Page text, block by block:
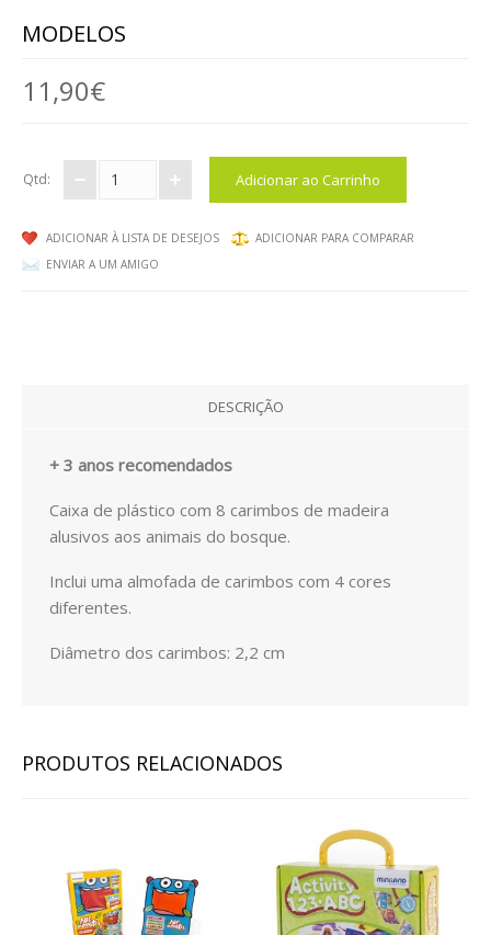
MOBILIÁRIO
MESAS
CADEIRAS, BANCOS ...
ARRUMAÇÃO, ORGANIZAÇÃO...
EXPRESSÃO FÍSICA / ARTÍSTICA
EXPRESSÃO FÍSICA E MOTORA
EXPRESSÃO ARTÍSTICA
LIVROS
EMOÇÕES
LOGICO PRIMO
CATÁLOGOS
MODELOS
11,90€
Qtd:
ADICIONAR À LISTA DE DESEJOS
ADICIONAR PARA COMPARAR
ENVIAR A UM AMIGO
DESCRIÇÃO
+ 3 anos recomendados
Caixa de plástico com 8 carimbos de madeira
alusivos aos animais do bosque.
Inclui uma almofada de carimbos com 4 cores
diferentes.
Diâmetro dos carimbos: 2,2 cm
PRODUTOS RELACIONADOS